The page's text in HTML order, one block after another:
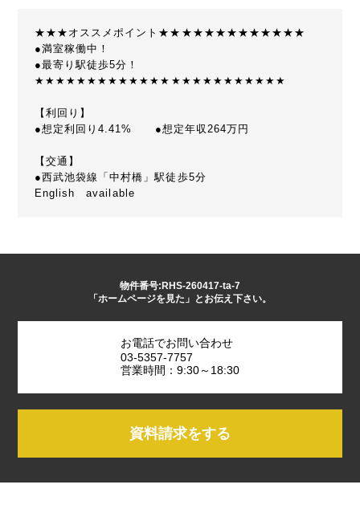
★★★オススメポイント★★★★★★★★★★★★★
●満室稼働中！
●最寄り駅徒歩5分！
★★★★★★★★★★★★★★★★★★★★★★★★
【利回り】
●想定利回り4.41% ●想定年収264万円
【交通】
●西武池袋線「中村橋」駅徒歩5分
English available
物件番号:RHS-260417-ta-7
「ホームページを見た」とお伝え下さい。
お電話でお問い合わせ
03-5357-7757
営業時間：9:30～18:30
資料請求をする